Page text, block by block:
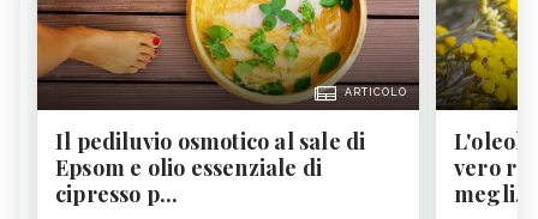
ARTICOLO
Il pediluvio osmotico al sale di
Epsom e olio essenziale di
cipresso p...
vero re
megli...